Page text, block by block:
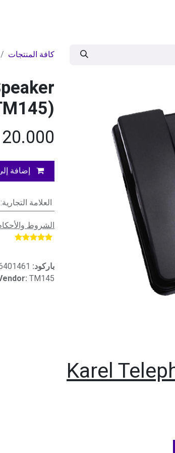
كافة المنتجات
20.000
إضافة
العلامة التجارية:
الشروط
باركود:
TM145
Karel